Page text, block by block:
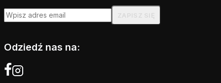
Odziedź nas na: